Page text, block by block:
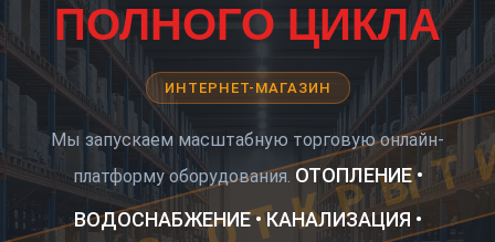
ПОЛНОГО ЦИКЛА
ИНТЕРНЕТ-МАГАЗИН
Мы запускаем масштабную торговую онлайн-
платформу оборудования. ОТОПЛЕНИЕ •
ВОДОСНАБЖЕНИЕ • КАНАЛИЗАЦИЯ •